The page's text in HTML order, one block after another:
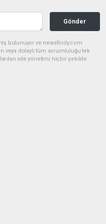
Gönder
bulunuyor ve newsfindy.com
veya dolaylı tüm sorumluluğu tek
site yönetimi hiçbir şekilde